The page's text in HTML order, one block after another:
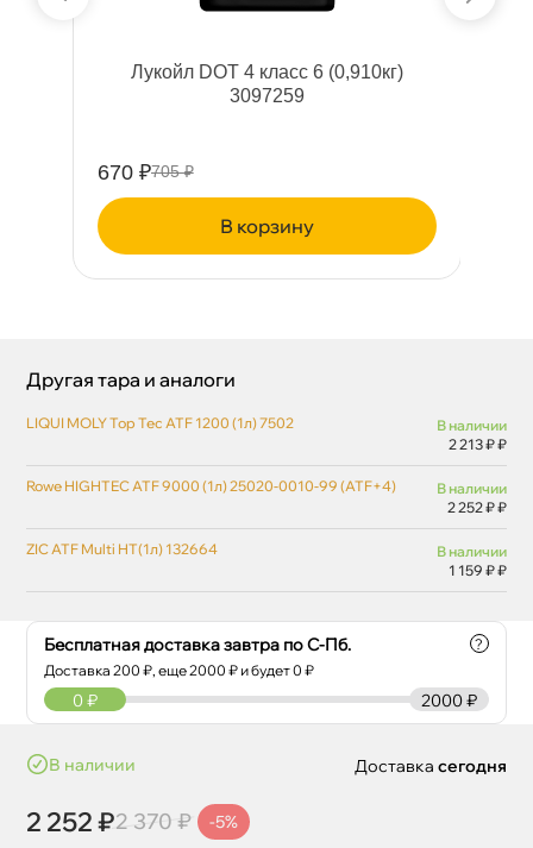
Лукойл DOT 4 класс 6 (0,910кг)
3097259
670 ₽705 ₽
корзину
Бесплатная доставка завтра по С-Пб.
Доставка200 ₽, еще2000 ₽ и будет 0 ₽
?
2000 ₽
0 ₽
наличии
2 252 ₽2 370 ₽ -5%
Доставка сегодня
Другая тара и аналоги
LIQUI MOLY Top Tec ATF 1200 (1л) 7502
наличии
2 213 ₽ ₽
Rowe HIGHTEC ATF 9000 (1л) 25020-0010-99 (ATF+4)
наличии
2 252 ₽ ₽
ZIC ATF Multi HT(1л) 132664
наличии
1 159 ₽ ₽